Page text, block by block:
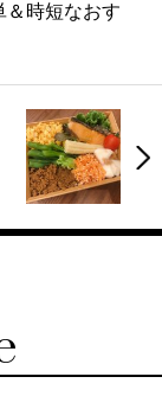
＆時短なおす